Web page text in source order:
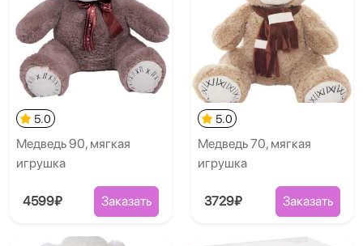
5.0
Медведь 90, мягкая
игрушка
4599₽ Заказать
5.0
Медведь 70, мягкая
игрушка
3729₽ Заказать